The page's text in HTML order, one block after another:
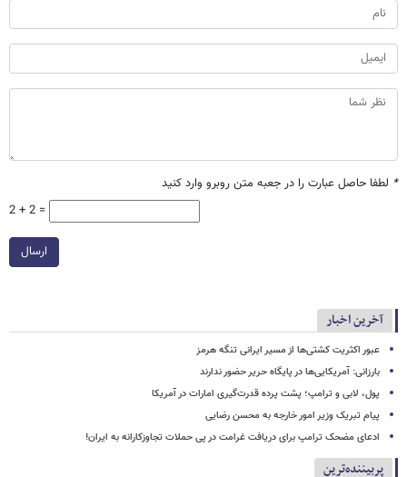
* لطفا حاصل عبارت را در جعبه متن روبرو وارد کنید
2 + 2 =
ارسال
آخرین اخبار
عبور اکثریت کشتی‌ها از مسیر ایرانی تنگه هرمز
بارزانی: آمریکایی‌ها در پایگاه حریر حضور ندارند
پول، لابی و ترامپ؛ پشت پرده قدرت‌گیری امارات در آمریکا
پیام تبریک وزیر امور خارجه به محسن رضایی
ادعای مضحک ترامپ برای دریافت غرامت در پی حملات تجاوزکارانه به ایران!
پربیننده‌ترین